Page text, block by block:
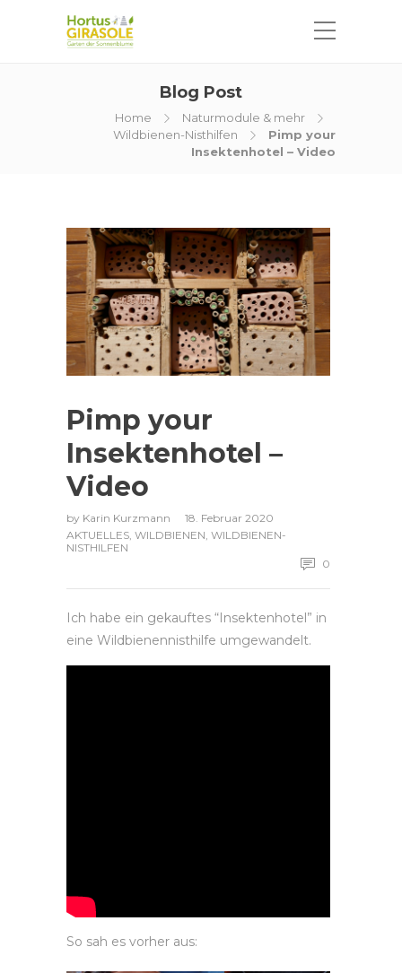
Blog Post
Home
Naturmodule & mehr
Wildbienen-Nisthilfen
Pimp your
Insektenhotel – Video
Pimp your
Insektenhotel –
Video
by Karin Kurzmann
18. Februar 2020
AKTUELLES, WILDBIENEN, WILDBIENEN-
NISTHILFEN
0
Ich habe ein gekauftes “Insektenhotel” in
eine Wildbienennisthilfe umgewandelt.
So sah es vorher aus: